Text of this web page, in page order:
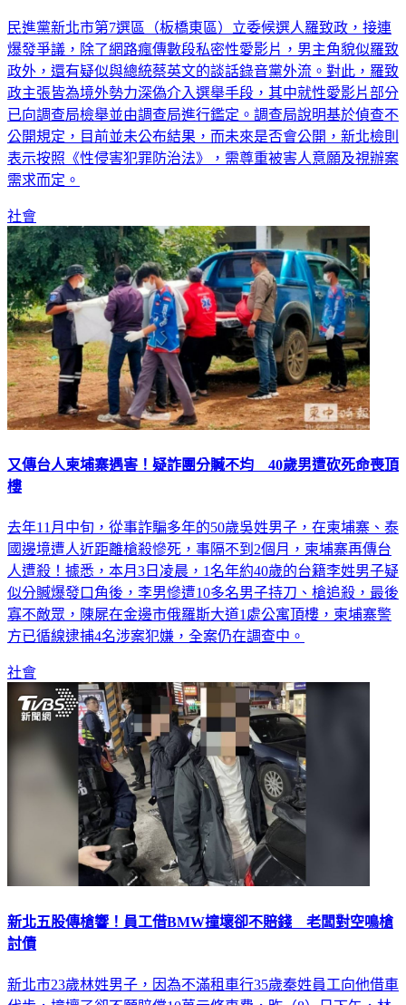
民進黨新北市第7選區（板橋東區）立委候選人羅致政，接連
爆發爭議，除了網路瘋傳數段私密性愛影片，男主角貌似羅致
政外，還有疑似與總統蔡英文的談話錄音黨外流。對此，羅致
政主張皆為境外勢力深偽介入選舉手段，其中就性愛影片部分
已向調查局檢舉並由調查局進行鑑定。調查局說明基於偵查不
公開規定，目前並未公布結果，而未來是否會公開，新北檢則
表示按照《性侵害犯罪防治法》，需尊重被害人意願及視辦案
社會
又傳台人柬埔寨遇害！疑詐團分贓不均 40歲男遭砍死命喪頂
去年11月中旬，從事詐騙多年的50歲吳姓男子，在柬埔寨、泰
國邊境遭人近距離槍殺慘死，事隔不到2個月，柬埔寨再傳台
人遭殺！據悉，本月3日凌晨，1名年約40歲的台籍李姓男子疑
似分贓爆發口角後，李男慘遭10多名男子持刀、槍追殺，最後
寡不敵眾，陳屍在金邊市俄羅斯大道1處公寓頂樓，柬埔寨警
社會
新北五股傳槍響！員工借BMW撞壞卻不賠錢 老闆對空鳴槍